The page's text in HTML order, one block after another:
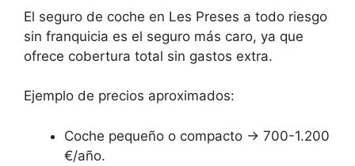
El seguro de coche en Les Preses a todo riesgo
sin franquicia es el seguro más caro, ya que
ofrece cobertura total sin gastos extra.
Ejemplo de precios aproximados:
Coche pequeño o compacto → 700-1.200
€/año.